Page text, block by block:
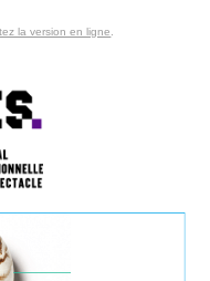
la version en ligne.